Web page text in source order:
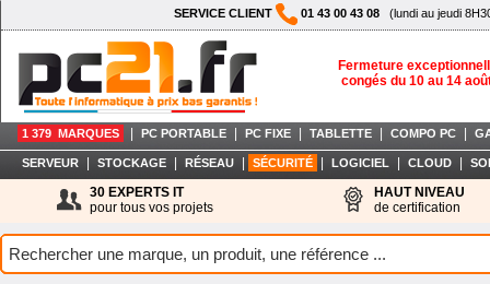
SERVICE CLIENT 01 43 00 43 08 (lundi au jeudi
Fermeture
congés du 10 au 14
1 379 MARQUES PC PORTABLE PC FIXE TABLETTE COMPO PC
SERVEUR STOCKAGE RÉSEAU SÉCURITÉ LOGICIEL CLOUD
30 EXPERTS IT
pour tous vos projets
HAUT NIVEAU
de certification